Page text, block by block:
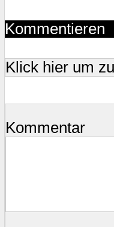
Kommentieren
Klick hier um
Kommentar